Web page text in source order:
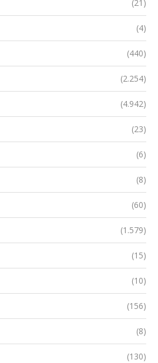
(21)
(4)
(440)
(2.254)
(4.942)
(23)
(6)
(8)
(60)
(1.579)
(15)
(10)
(156)
(8)
(130)